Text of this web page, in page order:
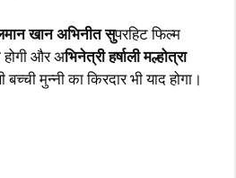
खान अभिनीत सुपरहिट फिल्म
होगी और अभिनेत्री हर्षाली मल्होत्रा
बच्ची मुन्नी का किरदार भी याद होगा।